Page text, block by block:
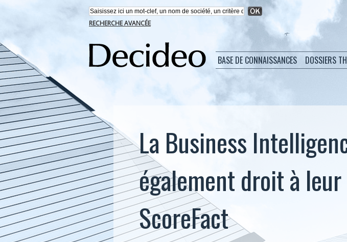
RECHERCHE AVANCÉE
BASE DE CONNAISSANCES DOSSIERS
La Business
également droit à
ScoreFact